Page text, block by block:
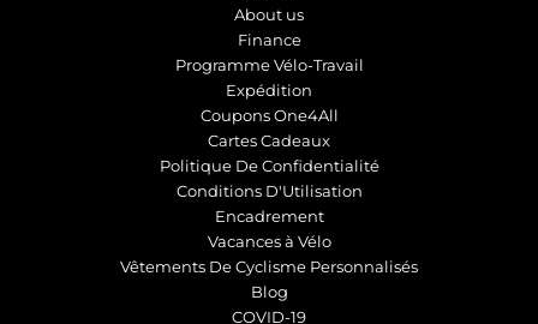
About us
Finance
Programme Vélo-Travail
Expédition
Coupons One4All
Cartes Cadeaux
Politique De Confidentialité
Conditions D'Utilisation
Encadrement
Vacances à Vélo
Vêtements De Cyclisme Personnalisés
Blog
COVID-19